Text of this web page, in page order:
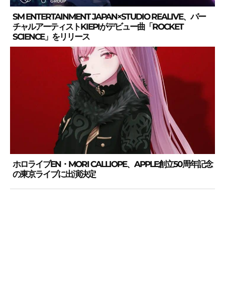
SM ENTERTAINMENT JAPAN×STUDIO REALIVE、バー
チャルアーティストKIEPIがデビュー曲「ROCKET
SCIENCE」をリリース
ホロライブEN・MORI CALLIOPE、APPLE創立50周年記念
の東京ライブに出演決定